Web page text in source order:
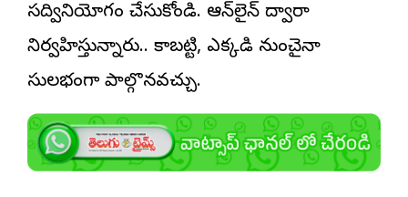
సద్వినియోగం చేసుకోండి. ఆన్‌లైన్ ద్వారా
నిర్వహిస్తున్నారు.. కాబట్టి, ఎక్కడి నుంచైనా
సులభంగా పాల్గొనవచ్చు.